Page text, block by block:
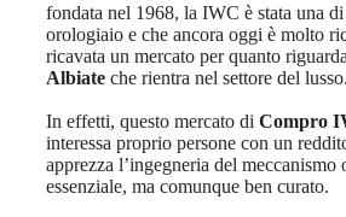
fondata nel 1968, la IWC è stata una
orologiaio e che ancora oggi è molto
ricavata un mercato per quanto
Albiate che rientra nel settore del lusso.
In effetti, questo mercato di Compro
interessa proprio persone con un
apprezza l’ingegneria del meccanismo
essenziale, ma comunque ben curato.